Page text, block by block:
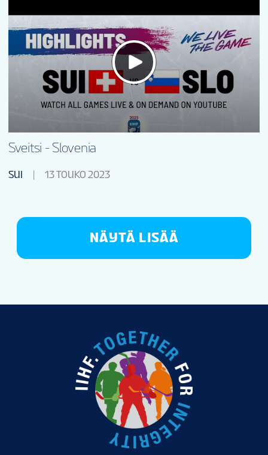
Sveitsi - Slovenia
SUI 13 TOUKO 2023
NÄYTÄ LISÄÄ